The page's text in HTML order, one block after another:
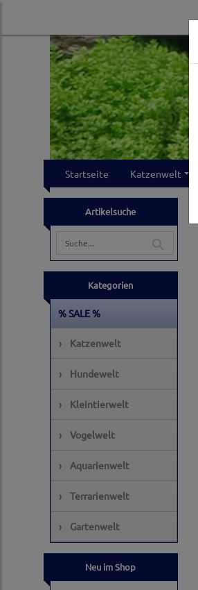
Startseite Katzenwelt
Artikelsuche
Kategorien
% SALE %
› Katzenwelt
› Hundewelt
› Kleintierwelt
› Vogelwelt
› Aquarienwelt
› Terrarienwelt
› Gartenwelt
Neu im Shop